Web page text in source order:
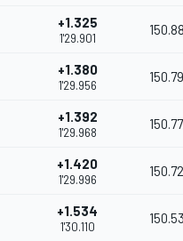
+1.325
1'29.901
+1.380
1'29.956
+1.392
1'29.968
+1.420
1'29.996
+1.534
1'30.110